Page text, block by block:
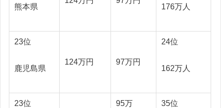
熊本県 176万人
23位
鹿児島県
124万円 97万円
24位
162万人
23位 95万 35位